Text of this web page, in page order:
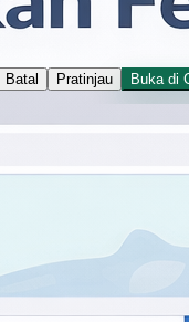
Batal Pratinjau Buka di
Kontak